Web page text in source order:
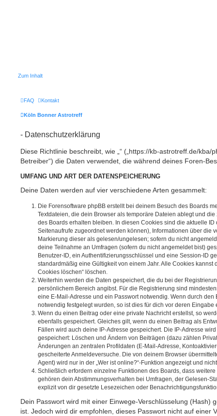
Zum Inhalt
FAQ Kontakt
Köln Bonner Astrotreff
- Datenschutzerklärung
Diese Richtlinie beschreibt, wie „“ („https://kb-astrotreff.de/kba/
Betreiber“) die Daten verwendet, die während deines Foren-
UMFANG UND ART DER DATENSPEICHERUNG
Deine Daten werden auf vier verschiedene Arten gesammelt:
Die Forensoftware phpBB erstellt bei deinem Besuch des Boards
Textdateien, die dein Browser als temporäre Dateien ablegt und
des Boards erhalten bleiben. In diesen Cookies sind die aktuelle
Seitenaufrufe zugeordnet werden können), Informationen über die
Markierung dieser als gelesen/ungelesen; sofern du nicht
deine Teilnahme an Umfragen (sofern du nicht angemeldet bist)
Benutzer-ID, ein Authentifizierungsschlüssel und eine Session-ID
standardmäßig eine Gültigkeit von einem Jahr. Alle Cookies kannst
Cookies löschen“ löschen.
Weiterhin werden die Daten gespeichert, die du bei der
persönlichem Bereich angibst. Für die Registrierung sind
eine E-Mail-Adresse und ein Passwort notwendig. Wenn durch den
notwendig festgelegt wurden, so ist dies für dich vor deren Eingabe
Wenn du einen Beitrag oder eine private Nachricht erstellst, so
ebenfalls gespeichert. Gleiches gilt, wenn du einen Beitrag als
Fällen wird auch deine IP-Adresse gespeichert. Die IP-Adresse
gespeichert: Löschen und Ändern von Beiträgen (dazu zählen
Änderungen an zentralen Profildaten (E-Mail-Adresse,
gescheiterte Anmeldeversuche. Die von deinem Browser
Agent) wird nur in der „Wer ist online?“-Funktion angezeigt und
Schließlich erfordern einzelne Funktionen des Boards, dass
gehören dein Abstimmungsverhalten bei Umfragen, der Gelesen-
explizit von dir gesetzte Lesezeichen oder
Dein Passwort wird mit einer Einwege-Verschlüsselung (Hash)
ist. Jedoch wird dir empfohlen, dieses Passwort nicht auf einer